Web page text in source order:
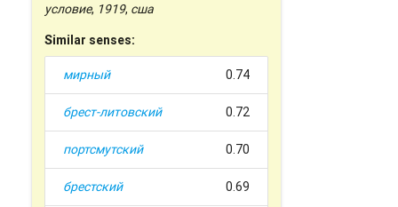
условие, 1919, сша
Similar senses:
мирный 0.74
брест-литовский 0.72
портсмутский 0.70
брестский 0.69